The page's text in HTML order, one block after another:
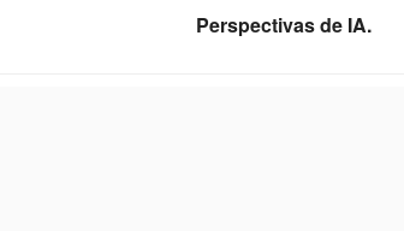
Perspectivas de IA.